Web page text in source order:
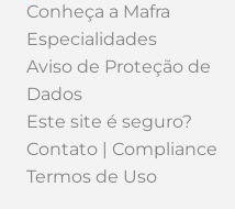
Conheça a Mafra
Especialidades
Aviso de Proteção de
Dados
Este site é seguro?
Contato | Compliance
Termos de Uso